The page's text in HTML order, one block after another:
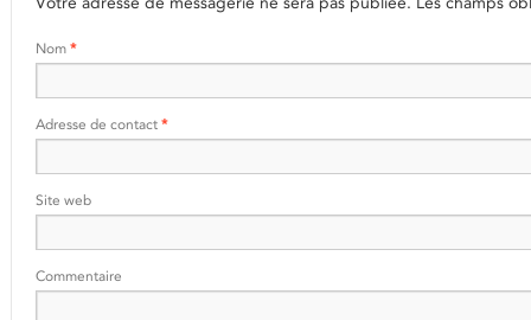
Nom *
Adresse de contact *
Site web
Commentaire